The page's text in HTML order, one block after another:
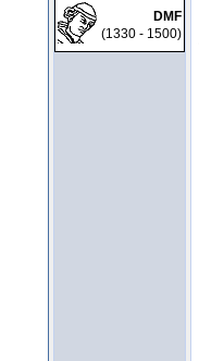
DMF
(1330 - 1500)